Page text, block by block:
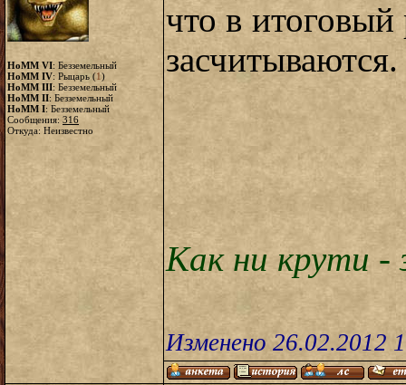
HoMM VI: Безземельный
HoMM IV: Рыцарь (1)
HoMM III: Безземельный
HoMM II: Безземельный
HoMM I: Безземельный
Сообщения: 316
Откуда: Неизвестно
что в итоговый
засчитываются.
Как ни крути
Изменено 26.02.2012